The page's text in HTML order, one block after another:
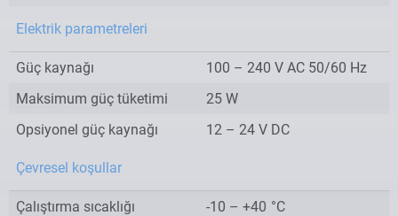
Elektrik parametreleri
Güç kaynağı
100 – 240 V AC 50/60 Hz
Maksimum güç tüketimi
25 W
Opsiyonel güç kaynağı
12 – 24 V DC
Çevresel koşullar
Çalıştırma sıcaklığı -10 – +40 °C